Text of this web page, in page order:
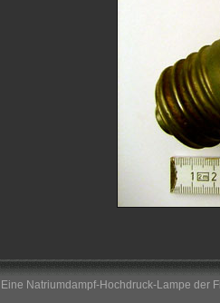
Eine Natriumdampf-Hochdruck-Lampe der